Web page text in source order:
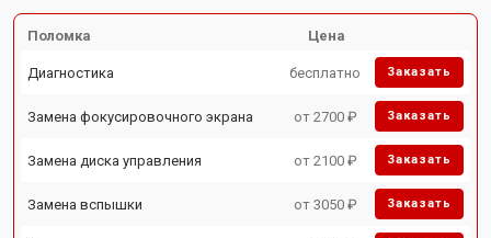
Поломка Цена
Диагностика бесплатно Заказать
Замена фокусировочного экрана от 2700 ₽ Заказать
Замена диска управления от 2100 ₽ Заказать
Замена вспышки от 3050 ₽ Заказать